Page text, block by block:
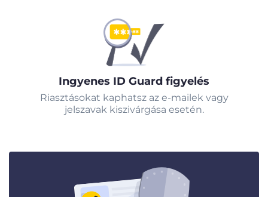
Ingyenes ID Guard figyelés
Riasztásokat kaphatsz az e-mailek vagy
jelszavak kiszivárgása esetén.